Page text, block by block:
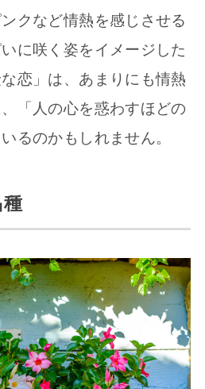
クなど情熱を感じさせる
に咲く姿をイメージした
恋」は、あまりにも情熱
「人の心を惑わすほどの
るのかもしれません。